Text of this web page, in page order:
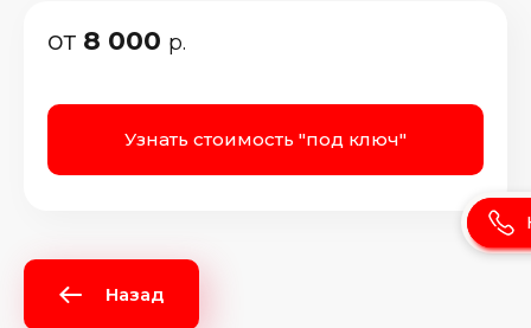
от 8 000 р.
Узнать стоимость "под ключ"
Назад